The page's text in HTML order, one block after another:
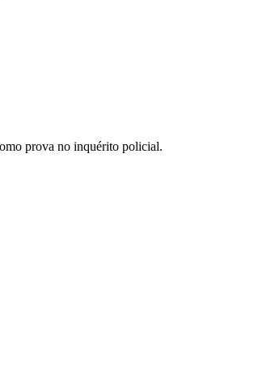
prova no inquérito policial.